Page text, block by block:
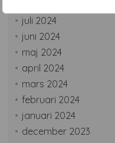
juli 2024
juni 2024
maj 2024
april 2024
mars 2024
februari 2024
januari 2024
december 2023